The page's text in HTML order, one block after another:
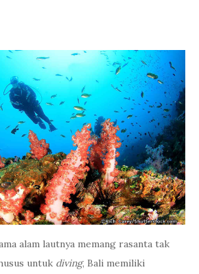
alam lautnya memang rasanta tak
untuk diving, Bali memiliki